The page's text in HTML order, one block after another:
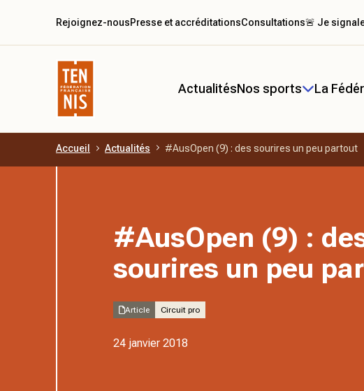
Aller au contenu principal
ActualitésNos sports La
Rejoignez-nousPresse et accréditationsConsultations🚨 Je
Accueil Actualités #AusOpen (9) : des sourires un peu partout
#AusOpen (9) :
sourires un peu
Article Circuit pro
24 janvier 2018